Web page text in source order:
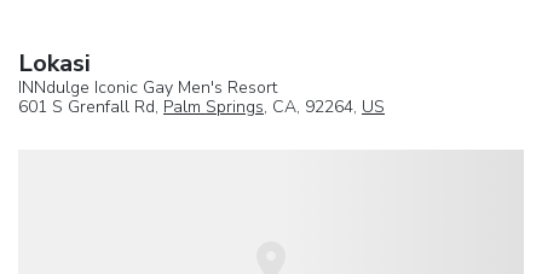
Lokasi
INNdulge Iconic Gay Men's Resort
601 S Grenfall Rd, Palm Springs, CA, 92264, US